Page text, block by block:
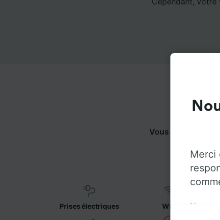
Vous pouvez
Prises électriques WiFi
Merci
Notre